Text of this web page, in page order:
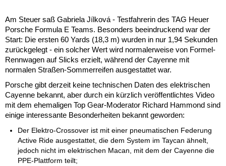
Am Steuer saß Gabriela Jílková - Testfahrerin des TAG Heuer
Porsche Formula E Teams. Besonders beeindruckend war der
Start: Die ersten 60 Yards (18,3 m) wurden in nur 1,94 Sekunden
zurückgelegt - ein solcher Wert wird normalerweise von Formel-
Rennwagen auf Slicks erzielt, während der Cayenne mit
normalen Straßen-Sommerreifen ausgestattet war.
Porsche gibt derzeit keine technischen Daten des elektrischen
Cayenne bekannt, aber durch ein kürzlich veröffentlichtes Video
mit dem ehemaligen Top Gear-Moderator Richard Hammond sind
einige interessante Besonderheiten bekannt geworden:
Der Elektro-Crossover ist mit einer pneumatischen Federung
Active Ride ausgestattet, die dem System im Taycan ähnelt,
jedoch nicht im elektrischen Macan, mit dem der Cayenne die
PPE-Plattform teilt;